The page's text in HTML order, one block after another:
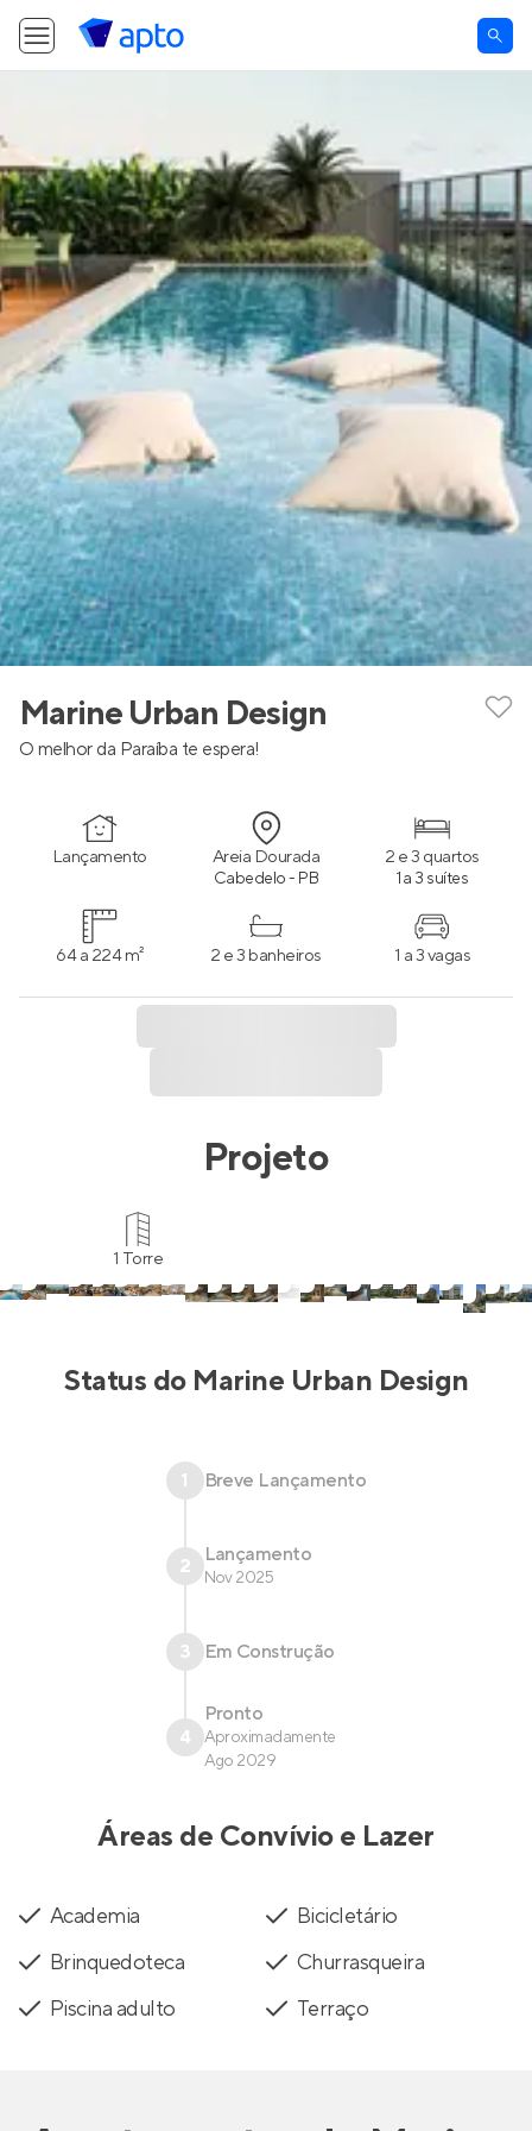
Marine Urban Design
O melhor da Paraíba te espera!
Lançamento Areia Dourada
Cabedelo - PB
2 e 3 quartos
1 a 3 suítes
64 a 224 m² 2 e 3 banheiros 1 a 3 vagas
Projeto
1 Torre
Status do Marine Urban Design
1 Breve Lançamento
2 Lançamento
Nov 2025
3 Em Construção
4
Pronto
Aproximadamente
Ago 2029
Áreas de Convívio e Lazer
Academia
Bicicletário
Brinquedoteca
Churrasqueira
Piscina adulto
Terraço